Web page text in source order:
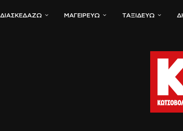
ΔΙΑΣΚΕΔΆΖΩ ΜΑΓΕΙΡΕΎΩ ΤΑΞΙΔΕΎΩ